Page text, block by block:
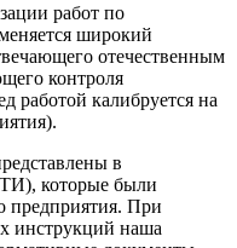
работ по
широкий
отечественным
контроля
работой калибруется на
в
которые были
предприятия. При
инструкций наша